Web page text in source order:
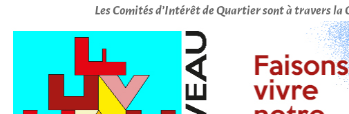
Les Comités d’Intérêt de Quartier sont à travers